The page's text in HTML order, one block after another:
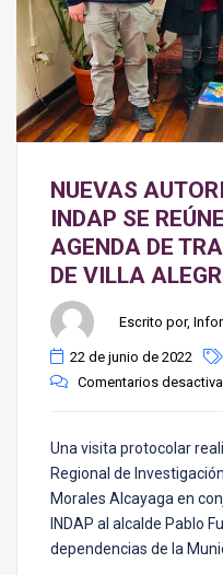
NUEVAS
INDAP SE
AGENDA DE
DE VILLA
Escrito por,
22 de junio de 2022
Comentarios
Una visita protocolar
Regional de
Morales Alcayaga en
INDAP al alcalde Pablo
dependencias de la